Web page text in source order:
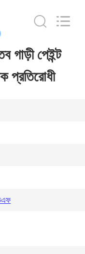
গাড়ী পেইন্ট
প্রতিরোধী